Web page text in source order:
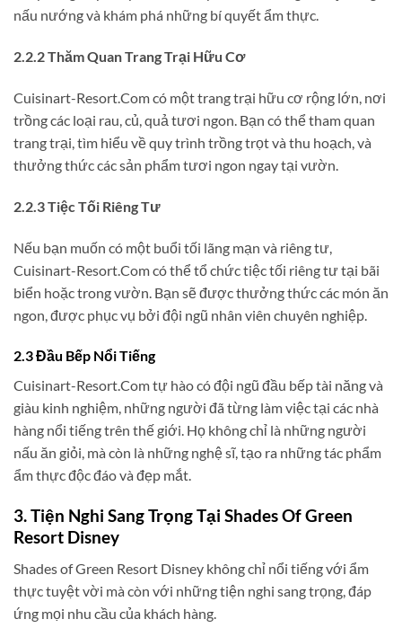
nấu nướng và khám phá những bí quyết ẩm thực.
2.2.2 Thăm Quan Trang Trại Hữu Cơ
Cuisinart-Resort.Com có một trang trại hữu cơ rộng lớn, nơi
trồng các loại rau, củ, quả tươi ngon. Bạn có thể tham quan
trang trại, tìm hiểu về quy trình trồng trọt và thu hoạch, và
thưởng thức các sản phẩm tươi ngon ngay tại vườn.
2.2.3 Tiệc Tối Riêng Tư
Nếu bạn muốn có một buổi tối lãng mạn và riêng tư,
Cuisinart-Resort.Com có thể tổ chức tiệc tối riêng tư tại bãi
biển hoặc trong vườn. Bạn sẽ được thưởng thức các món ăn
ngon, được phục vụ bởi đội ngũ nhân viên chuyên nghiệp.
2.3 Đầu Bếp Nổi Tiếng
Cuisinart-Resort.Com tự hào có đội ngũ đầu bếp tài năng và
giàu kinh nghiệm, những người đã từng làm việc tại các nhà
hàng nổi tiếng trên thế giới. Họ không chỉ là những người
nấu ăn giỏi, mà còn là những nghệ sĩ, tạo ra những tác phẩm
ẩm thực độc đáo và đẹp mắt.
3. Tiện Nghi Sang Trọng Tại Shades Of Green
Resort Disney
Shades of Green Resort Disney không chỉ nổi tiếng với ẩm
thực tuyệt vời mà còn với những tiện nghi sang trọng, đáp
ứng mọi nhu cầu của khách hàng.